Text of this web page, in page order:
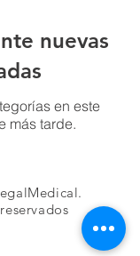
nuevas
en este
más tarde.